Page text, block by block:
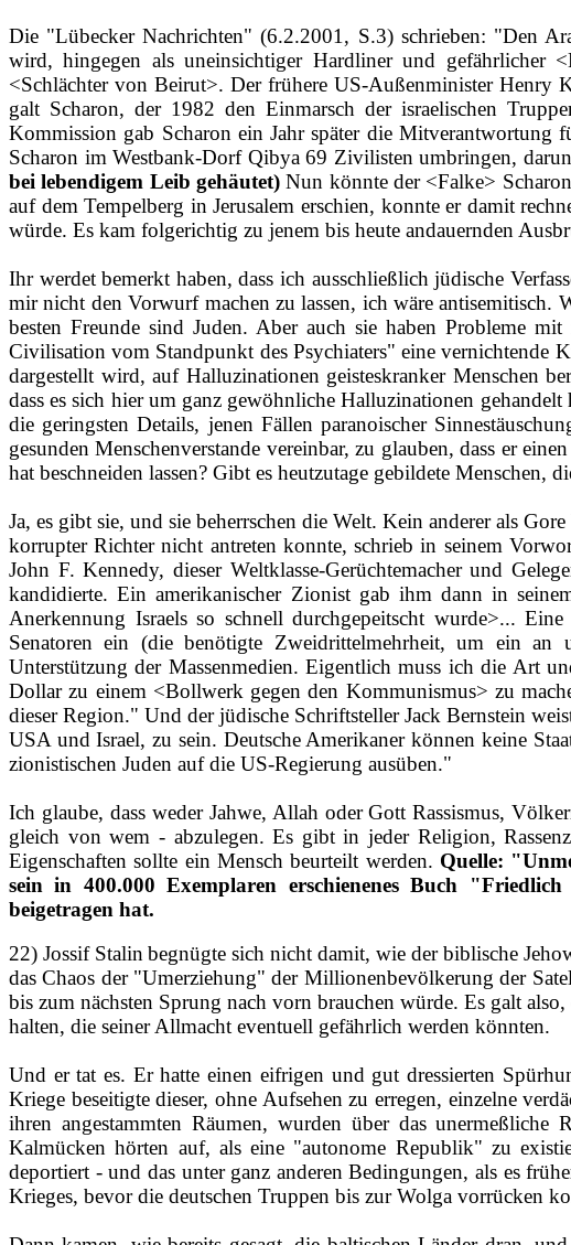
Die "Lübecker Nachrichten" (6.2.2001, S.3) schrieben: "Den
wird, hingegen als uneinsichtiger Hardliner und gefährlicher
<Schlächter von Beirut>. Der frühere US‑Außenminister Henry
galt Scharon, der 1982 den Einmarsch der israelischen
Kommission gab Scharon ein Jahr später die Mitverantwortung
Scharon im Westbank‑Dorf Qibya 69 Zivilisten umbringen,
bei lebendigem Leib gehäutet)Nun könnte der <Falke>
auf dem Tempelberg in Jerusalem erschien, konnte er damit
würde. Es kam folgerichtig zu jenem bis heute andauernden
Ihr werdet bemerkt haben, dass ich ausschließlich jüdische
mir nicht den Vorwurf machen zu lassen, ich wäre
besten Freunde sind Juden. Aber auch sie haben Probleme
Civilisation vom Standpunkt des Psychiaters" eine vernichtende
dargestellt wird, auf Halluzinationen geisteskranker Menschen
dass es sich hier um ganz gewöhnliche Halluzinationen
die geringsten Details, jenen Fällen paranoischer
gesunden Menschenverstande vereinbar, zu glauben, dass er
hat beschneiden lassen? Gibt es heutzutage gebildete Menschen,
Ja, es gibt sie, und sie beherrschen die Welt. Kein anderer als
korrupter Richter nicht antreten konnte, schrieb in seinem
John F. Kennedy, dieser Weltklasse­-Gerüchtemacher und
kandidierte. Ein amerikanischer Zionist gab ihm dann in
Anerkennung Israels so schnell durchgepeitscht wurde>...
Senatoren ein (die benötigte Zweidrittelmehrheit, um ein an
Unterstützung der Massenmedien. Eigentlich muss ich die Art
Dollar zu einem <Bollwerk gegen den Kommunismus> zu
dieser Region." Und der jüdische Schriftsteller Jack Bernstein
USA und Israel, zu sein. Deutsche Amerikaner können keine
zionistischen Juden auf die US‑Regierung ausüben."
Ich glaube, dass weder Jahwe, Allah oder Gott Rassismus,
gleich von wem ‑ abzulegen. Es gibt in jeder Religion,
Eigenschaften sollte ein Mensch beurteilt werden. Quelle:
sein in 400.000 Exemplaren erschienenes Buch
beigetragen hat.
22) Jossif Stalin begnügte sich nicht damit, wie der biblische
das Chaos der "Umerziehung" der Millionenbevölkerung der
bis zum nächsten Sprung nach vorn brauchen würde. Es galt
halten, die seiner Allmacht eventuell gefährlich werden könnten.
Und er tat es. Er hatte einen eifrigen und gut dressierten
Kriege beseitigte dieser, ohne Aufsehen zu erregen, einzelne
ihren angestammten Räumen, wurden über das
Kalmücken hörten auf, als eine "autonome Republik" zu
deportiert ‑ und das unter ganz anderen Bedingungen, als es
Krieges, bevor die deutschen Truppen bis zur Wolga vorrücken